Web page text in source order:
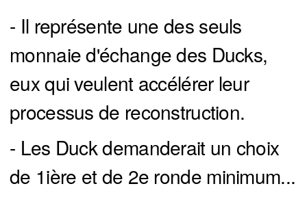
- Il représente une des seuls
monnaie d'échange des Ducks,
eux qui veulent accélérer leur
processus de reconstruction.
- Les Duck demanderait un choix
de 1ière et de 2e ronde minimum...